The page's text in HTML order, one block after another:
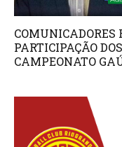
COMUNICADORES
PARTICIPAÇÃO
CAMPEONATO